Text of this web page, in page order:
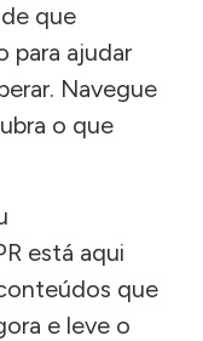
que
para ajudar
Navegue
o que
está aqui
que
e leve o